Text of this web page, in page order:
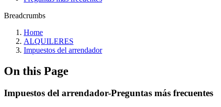
Breadcrumbs
Home
ALQUILERES
Impuestos del arrendador
On this Page
Impuestos del arrendador‎-Preguntas más frecuentes‎